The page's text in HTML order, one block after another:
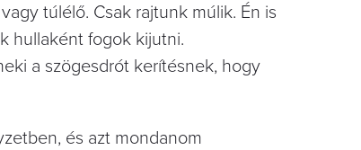
túlélő. Csak rajtunk múlik. Én is
hullaként fogok kijutni.
a szögesdrót kerítésnek, hogy
és azt mondanom